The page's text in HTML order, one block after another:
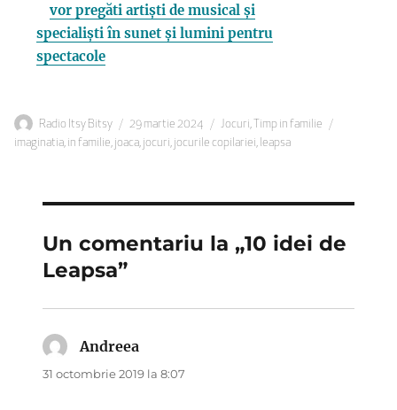
vor pregăti artiști de musical și
specialiști în sunet și lumini pentru
spectacole
Autor
Radio Itsy Bitsy
Publicat
pe
29 martie 2024 Categorii
Jocuri, Timp in familie
imaginatia, in familie, joaca, jocuri, jocurile copilariei, leapsa
Un comentariu la „10 idei de
Leapsa”
Andreea
31 octombrie 2019 la 8:07